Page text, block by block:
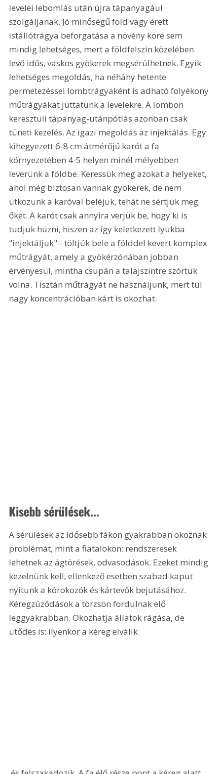
levelei lebomlás után újra tápanyagául
szolgáljanak. Jó minőségű föld vagy érett
istállótrágya beforgatása a növény köré sem
mindig lehetséges, mert a földfelszín közelében
levő idős, vaskos gyökerek megsérülhetnek. Egyik
lehetséges megoldás, ha néhány hetente
permetezéssel lombtrágyaként is adható folyékony
műtrágyákat juttatunk a levelekre. A lombon
keresztüli tápanyag-utánpótlás azonban csak
tüneti kezelés. Az igazi megoldás az injektálás. Egy
kihegyezett 6-8 cm átmérőjű karót a fa
környezetében 4-5 helyen minél mélyebben
leverünk a földbe. Keressük meg azokat a helyeket,
ahol még biztosan vannak gyökerek, de nem
ütközünk a karóval beléjük, tehát ne sértjük meg
őket. A karót csak annyira verjük be, hogy ki is
tudjuk húzni, hiszen az így keletkezett lyukba
"injektáljuk" - töltjük bele a földdel kevert komplex
műtrágyát, amely a gyökérzónában jobban
érvényesül, mintha csupán a talajszintre szórtuk
volna. Tisztán műtrágyát ne használjunk, mert túl
nagy koncentrációban kárt is okozhat.
Kisebb sérülések...
A sérülések az idősebb fákon gyakrabban okoznak
problémát, mint a fiatalokon: rendszeresek
lehetnek az ágtörések, odvasodások. Ezeket mindig
kezelnünk kell, ellenkező esetben szabad kaput
nyitunk a kórokozók és kártevők bejutásához.
Kéregzúzódások a törzsön fordulnak elő
leggyakrabban. Okozhatja állatok rágása, de
ütődés is: ilyenkor a kéreg elválik